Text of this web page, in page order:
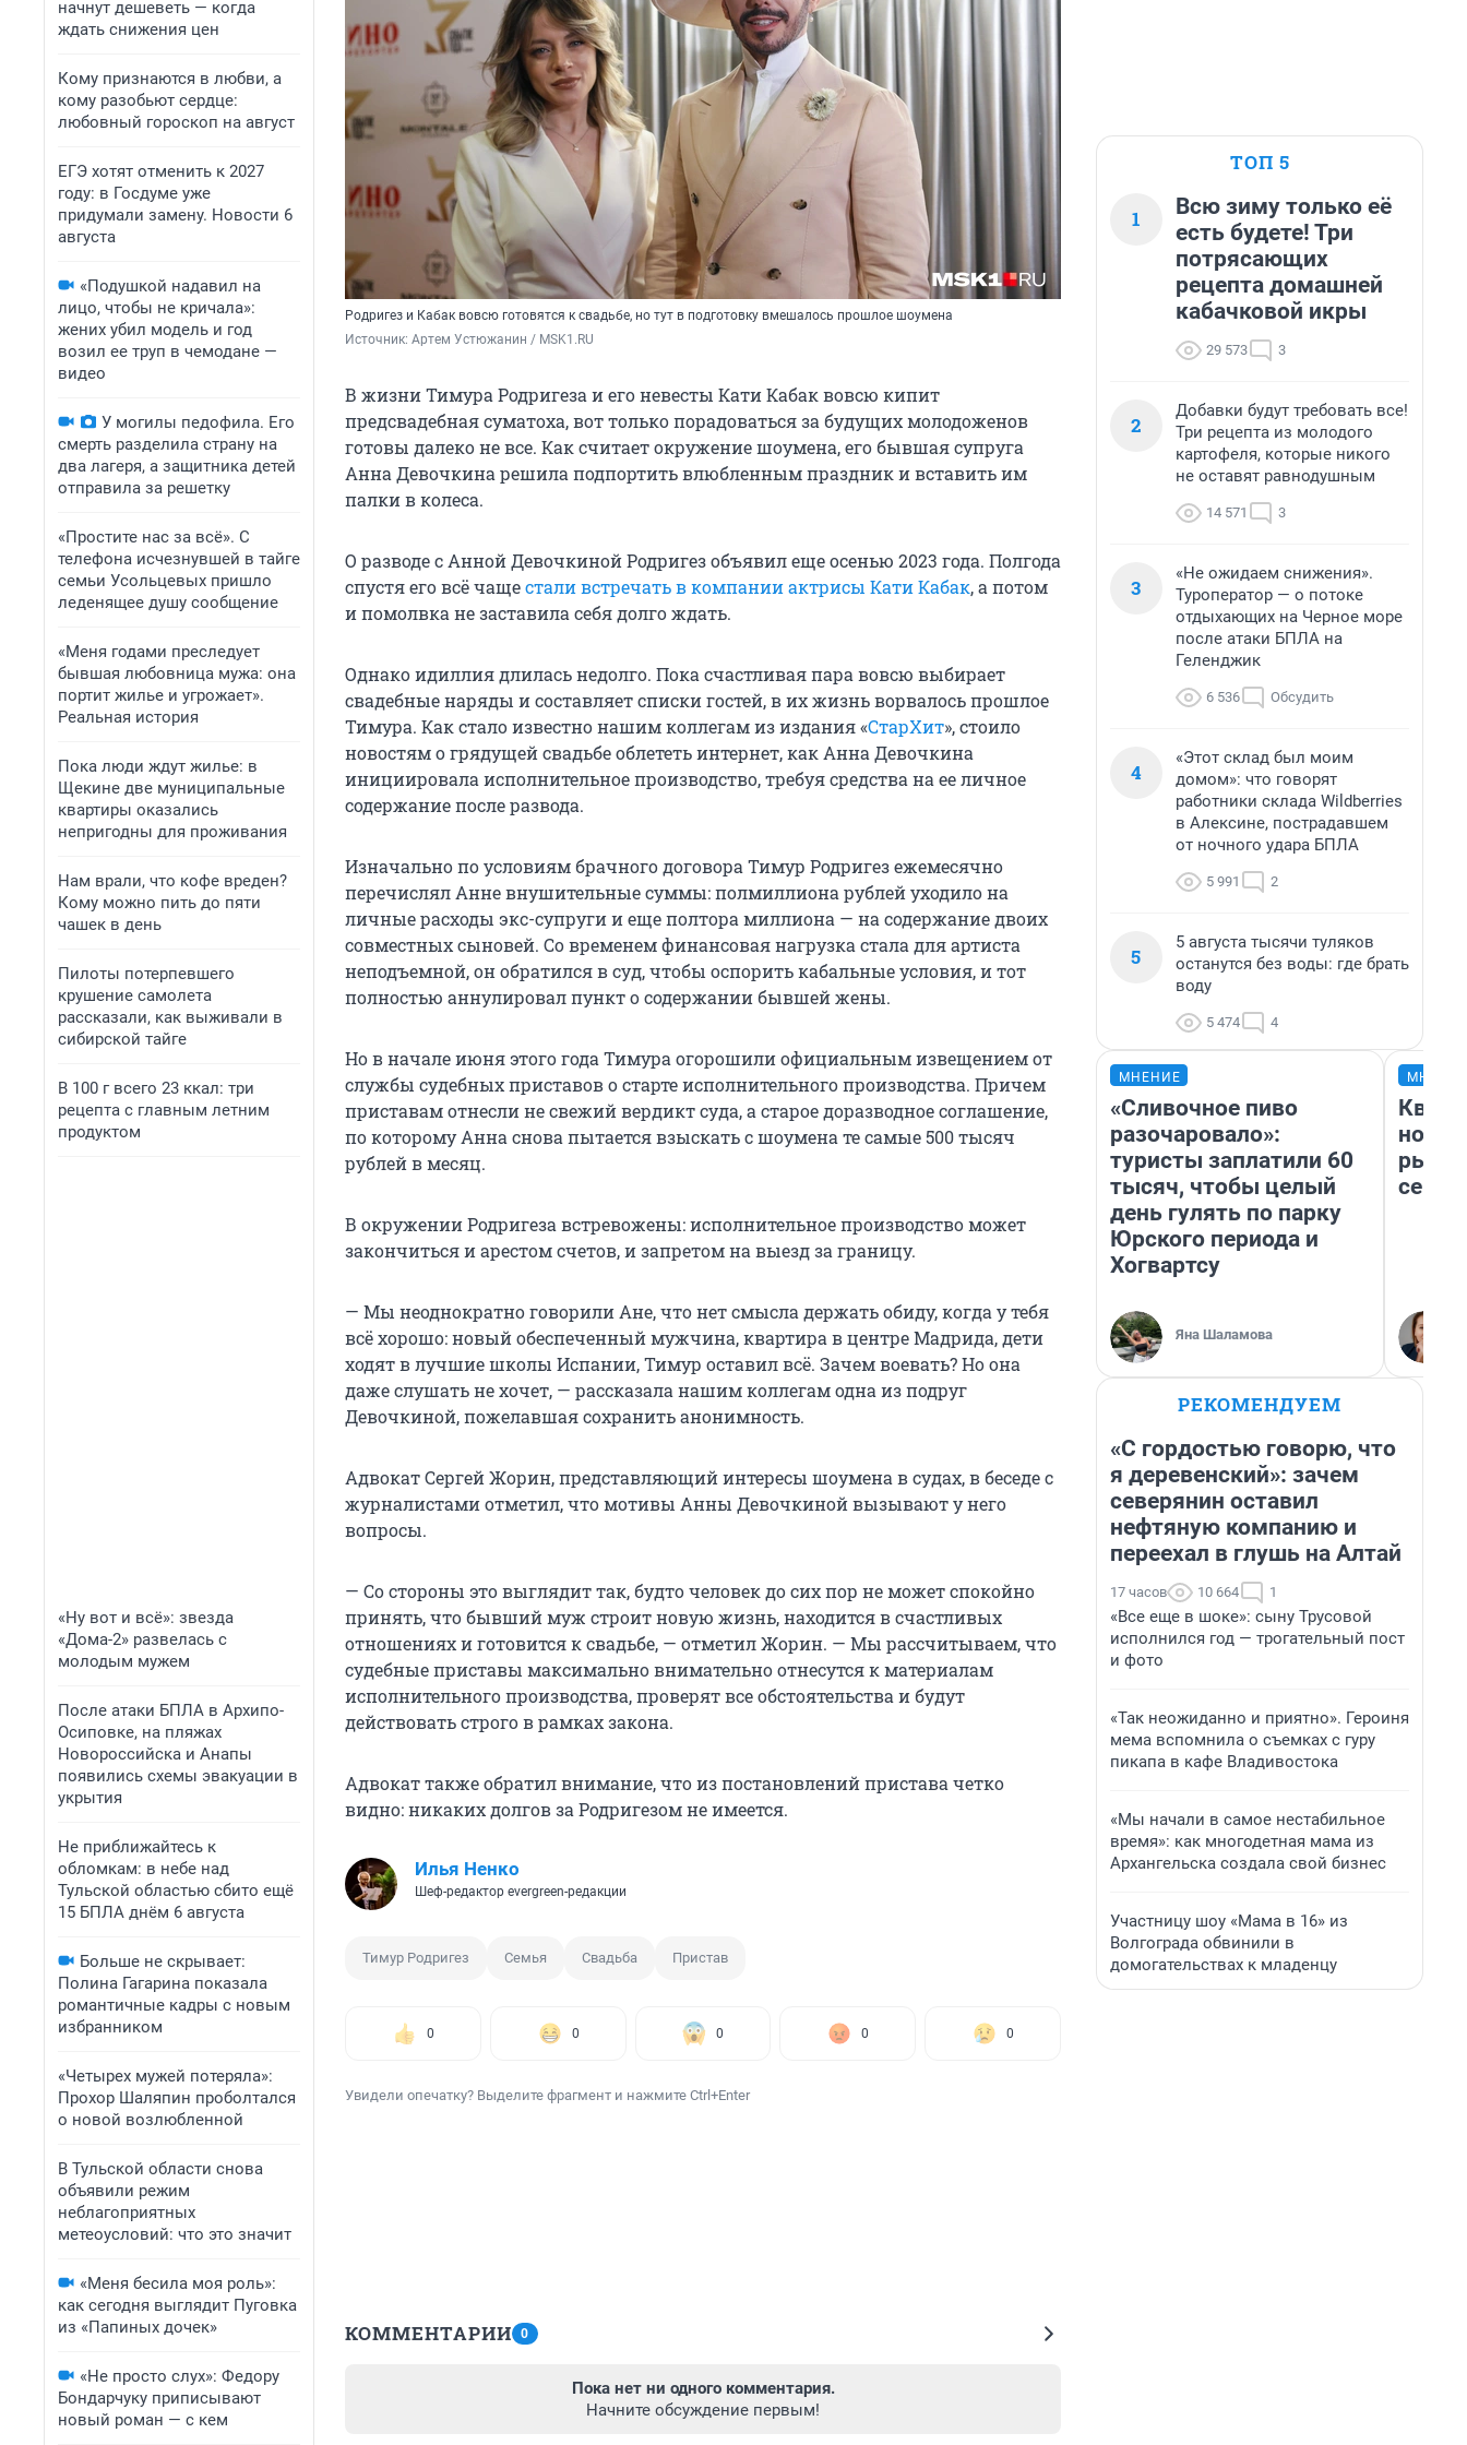
начнут дешеветь — когда
ждать снижения цен
Кому признаются в любви, а
кому разобьют сердце:
любовный гороскоп на август
ЕГЭ хотят отменить к 2027
году: в Госдуме уже
придумали замену. Новости 6
августа
«Подушкой надавил на
лицо, чтобы не кричала»:
жених убил модель и год
возил ее труп в чемодане —
видео
У могилы педофила. Его
смерть разделила страну на
два лагеря, а защитника детей
отправила за решетку
«Простите нас за всё». С
телефона исчезнувшей в тайге
семьи Усольцевых пришло
леденящее душу сообщение
«Меня годами преследует
бывшая любовница мужа: она
портит жилье и угрожает».
Реальная история
Пока люди ждут жилье: в
Щекине две муниципальные
квартиры оказались
непригодны для проживания
Нам врали, что кофе вреден?
Кому можно пить до пяти
чашек в день
Пилоты потерпевшего
крушение самолета
рассказали, как выживали в
сибирской тайге
В 100 г всего 23 ккал: три
рецепта с главным летним
продуктом
«Ну вот и всё»: звезда
«Дома-2» развелась с
молодым мужем
После атаки БПЛА в Архипо-
Осиповке, на пляжах
Новороссийска и Анапы
появились схемы эвакуации в
укрытия
Не приближайтесь к
обломкам: в небе над
Тульской областью сбито ещё
15 БПЛА днём 6 августа
Больше не скрывает:
Полина Гагарина показала
романтичные кадры с новым
избранником
«Четырех мужей потеряла»:
Прохор Шаляпин проболтался
о новой возлюбленной
В Тульской области снова
объявили режим
неблагоприятных
метеоусловий: что это значит
«Меня бесила моя роль»:
как сегодня выглядит Пуговка
из «Папиных дочек»
«Не просто слух»: Федору
Бондарчуку приписывают
новый роман — с кем
Родригез и Кабак вовсю готовятся к свадьбе, но тут в подготовку вмешалось прошлое шоумена
Источник: Артем Устюжанин / MSK1.RU
В жизни Тимура Родригеза и его невесты Кати Кабак вовсю кипит
предсвадебная суматоха, вот только порадоваться за будущих молодоженов
готовы далеко не все. Как считает окружение шоумена, его бывшая супруга
Анна Девочкина решила подпортить влюбленным праздник и вставить им
палки в колеса.
О разводе с Анной Девочкиной Родригез объявил еще осенью 2023 года. Полгода
спустя его всё чащестали встречать в компании актрисы Кати Кабак, а потом
и помолвка не заставила себя долго ждать.
Однако идиллия длилась недолго. Пока счастливая пара вовсю выбирает
свадебные наряды и составляет списки гостей, в их жизнь ворвалось прошлое
Тимура. Как стало известно нашим коллегам из издания «СтарХит», стоило
новостям о грядущей свадьбе облететь интернет, как Анна Девочкина
инициировала исполнительное производство, требуя средства на ее личное
содержание после развода.
Изначально по условиям брачного договора Тимур Родригез ежемесячно
перечислял Анне внушительные суммы: полмиллиона рублей уходило на
личные расходы экс-супруги и еще полтора миллиона — на содержание двоих
совместных сыновей. Со временем финансовая нагрузка стала для артиста
неподъемной, он обратился в суд, чтобы оспорить кабальные условия, и тот
полностью аннулировал пункт о содержании бывшей жены.
Но в начале июня этого года Тимура огорошили официальным извещением от
службы судебных приставов о старте исполнительного производства. Причем
приставам отнесли не свежий вердикт суда, а старое доразводное соглашение,
по которому Анна снова пытается взыскать с шоумена те самые 500 тысяч
рублей в месяц.
В окружении Родригеза встревожены: исполнительное производство может
закончиться и арестом счетов, и запретом на выезд за границу.
— Мы неоднократно говорили Ане, что нет смысла держать обиду, когда у тебя
всё хорошо: новый обеспеченный мужчина, квартира в центре Мадрида, дети
ходят в лучшие школы Испании, Тимур оставил всё. Зачем воевать? Но она
даже слушать не хочет, — рассказала нашим коллегам одна из подруг
Девочкиной, пожелавшая сохранить анонимность.
Адвокат Сергей Жорин, представляющий интересы шоумена в судах, в беседе с
журналистами отметил, что мотивы Анны Девочкиной вызывают у него
вопросы.
— Со стороны это выглядит так, будто человек до сих пор не может спокойно
принять, что бывший муж строит новую жизнь, находится в счастливых
отношениях и готовится к свадьбе, — отметил Жорин. — Мы рассчитываем, что
судебные приставы максимально внимательно отнесутся к материалам
исполнительного производства, проверят все обстоятельства и будут
действовать строго в рамках закона.
Адвокат также обратил внимание, что из постановлений пристава четко
видно: никаких долгов за Родригезом не имеется.
Илья Ненко
Шеф-редактор evergreen-редакции
Тимур Родригез Семья Свадьба Пристав
0 0 0 0 0
Увидели опечатку? Выделите фрагмент и нажмите Ctrl+Enter
КОММЕНТАРИИ 0
Пока нет ни одного комментария.
Начните обсуждение первым!
ТОП 5
1
Всю зиму только её
есть будете! Три
потрясающих
рецепта домашней
кабачковой икры
29 573 3
2
Добавки будут требовать все!
Три рецепта из молодого
картофеля, которые никого
не оставят равнодушным
14 571 3
3
«Не ожидаем снижения».
Туроператор — о потоке
отдыхающих на Черное море
после атаки БПЛА на
Геленджик
6 536 Обсудить
4
«Этот склад был моим
домом»: что говорят
работники склада Wildberries
в Алексине, пострадавшем
от ночного удара БПЛА
5 991 2
5
5 августа тысячи туляков
останутся без воды: где брать
воду
5 474 4
МНЕНИЕ
«Сливочное пиво
разочаровало»:
туристы заплатили 60
тысяч, чтобы целый
день гулять по парку
Юрского периода и
Хогвартсу
Яна Шаламова
но
РЕКОМЕНДУЕМ
«С гордостью говорю, что
я деревенский»: зачем
северянин оставил
нефтяную компанию и
переехал в глушь на Алтай
17 часов 10 664 1
«Все еще в шоке»: сыну Трусовой
исполнился год — трогательный пост
и фото
«Так неожиданно и приятно». Героиня
мема вспомнила о съемках с гуру
пикапа в кафе Владивостока
«Мы начали в самое нестабильное
время»: как многодетная мама из
Архангельска создала свой бизнес
Участницу шоу «Мама в 16» из
Волгограда обвинили в
домогательствах к младенцу